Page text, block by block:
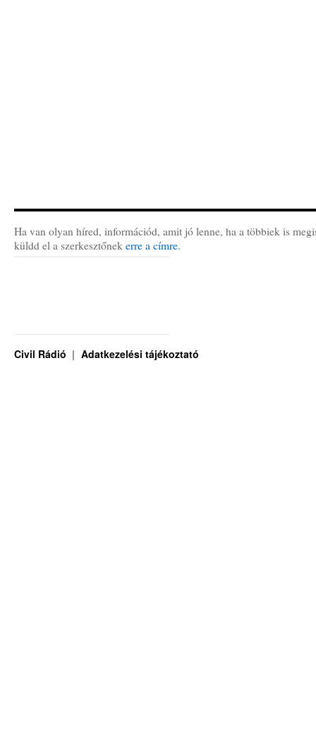
Ha van olyan híred, információd, amit jó lenne, ha a többiek is
küldd el a szerkesztőnek erre a címre.
Civil Rádió Adatkezelési tájékoztató